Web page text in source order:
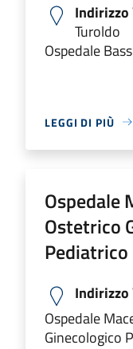
Indirizzo
Turoldo
Ospedale
LEGGI DI PIÙ
Ospedale
Ostetrico
Pediatrico
Indirizzo
Ospedale
Ginecologico